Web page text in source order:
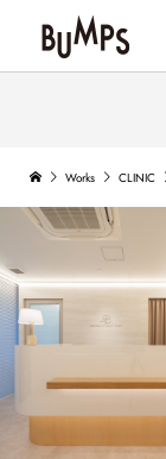
Works CLINIC